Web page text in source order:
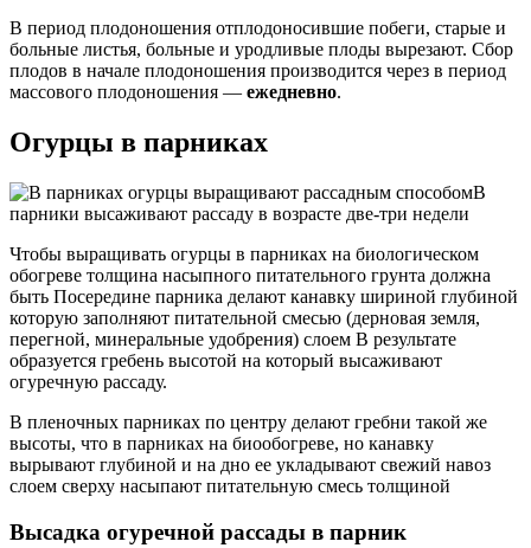
В период плодоношения отплодоносившие побеги, старые и
больные листья, больные и уродливые плоды вырезают. Сбор
плодов в начале плодоношения производится через в период
массового плодоношения — ежедневно.
Огурцы в парниках
В
парники высаживают рассаду в возрасте две-три недели
Чтобы выращивать огурцы в парниках на биологическом
обогреве толщина насыпного питательного грунта должна
быть Посередине парника делают канавку шириной глубиной
которую заполняют питательной смесью (дерновая земля,
перегной, минеральные удобрения) слоем В результате
образуется гребень высотой на который высаживают
огуречную рассаду.
В пленочных парниках по центру делают гребни такой же
высоты, что в парниках на биообогреве, но канавку
вырывают глубиной и на дно ее укладывают свежий навоз
слоем сверху насыпают питательную смесь толщиной
Высадка огуречной рассады в парник